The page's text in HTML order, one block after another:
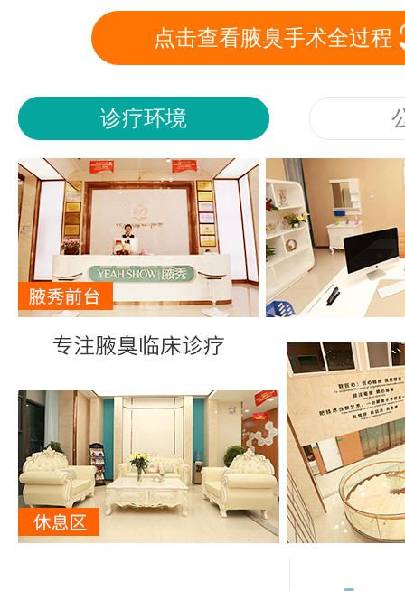
点击查看腋臭手术全过程
诊疗环境